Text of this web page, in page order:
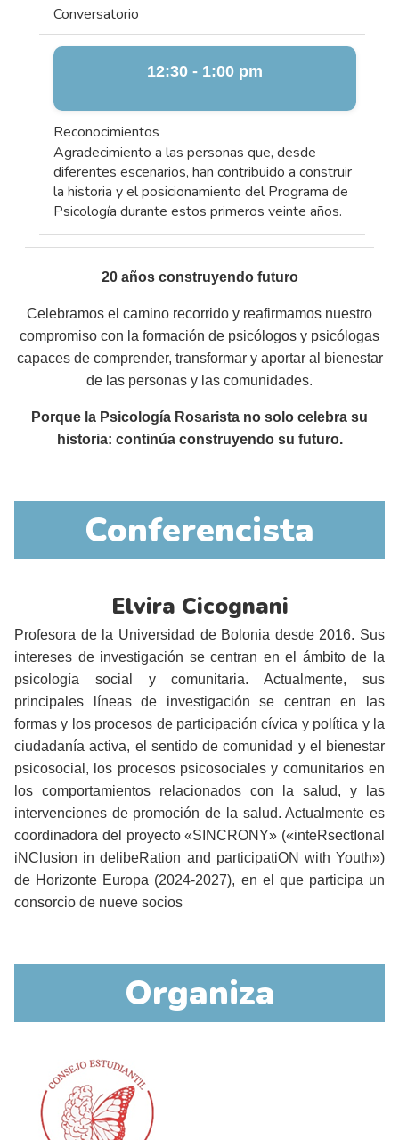
Conversatorio
12:30 - 1:00 pm
Reconocimientos
Agradecimiento a las personas que, desde
diferentes escenarios, han contribuido a construir
la historia y el posicionamiento del Programa de
Psicología durante estos primeros veinte años.
20 años construyendo futuro
Celebramos el camino recorrido y reafirmamos nuestro
compromiso con la formación de psicólogos y psicólogas
capaces de comprender, transformar y aportar al bienestar
de las personas y las comunidades.
Porque la Psicología Rosarista no solo celebra su
historia: continúa construyendo su futuro.
Conferencista
Elvira Cicognani
Profesora de la Universidad de Bolonia desde 2016. Sus
intereses de investigación se centran en el ámbito de la
psicología social y comunitaria. Actualmente, sus
principales líneas de investigación se centran en las
formas y los procesos de participación cívica y política y la
ciudadanía activa, el sentido de comunidad y el bienestar
psicosocial, los procesos psicosociales y comunitarios en
los comportamientos relacionados con la salud, y las
intervenciones de promoción de la salud. Actualmente es
coordinadora del proyecto «SINCRONY» («inteRsectIonal
iNClusion in delibeRation and participatiON with Youth»)
de Horizonte Europa (2024-2027), en el que participa un
consorcio de nueve socios
Organiza